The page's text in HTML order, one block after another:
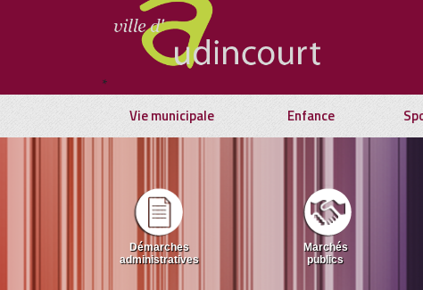
*
Vie municipale Enfance
Démarches
administratives
Marchés
publics